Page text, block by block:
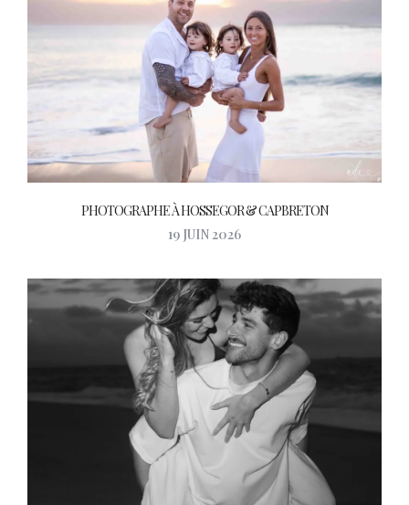
PHOTOGRAPHE À HOSSEGOR & CAPBRETON
19 JUIN 2026